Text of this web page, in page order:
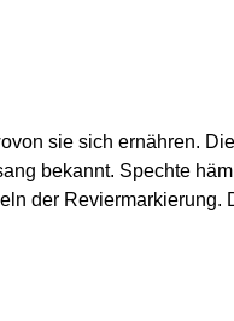
sie sich ernähren.
bekannt. Spechte
der Reviermarkierung.